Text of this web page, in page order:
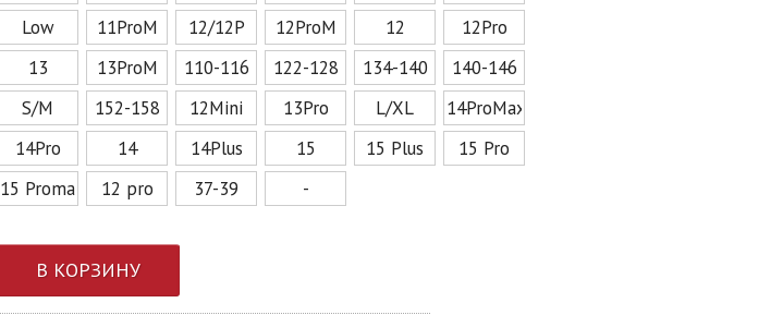
Low
11ProM 12/12P 12ProM 12
12Pro
13
13ProM 110-116 122-128 134-140
140-146
S/M
152-158 12Mini 13Pro L/XL
14ProMax
14Pro
14 14Plus 15 15 Plus
15 Pro
15 Promax
12 pro 37-39 -
В КОРЗИНУ